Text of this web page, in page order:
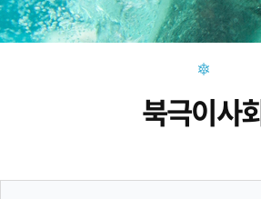
북극이사